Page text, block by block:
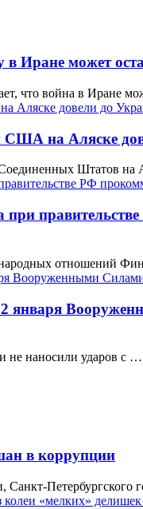
Иране может
что война в Иране
США на Аляске
Штатов на
при
отношений
наносили ударов с …
в коррупции
Петербургского